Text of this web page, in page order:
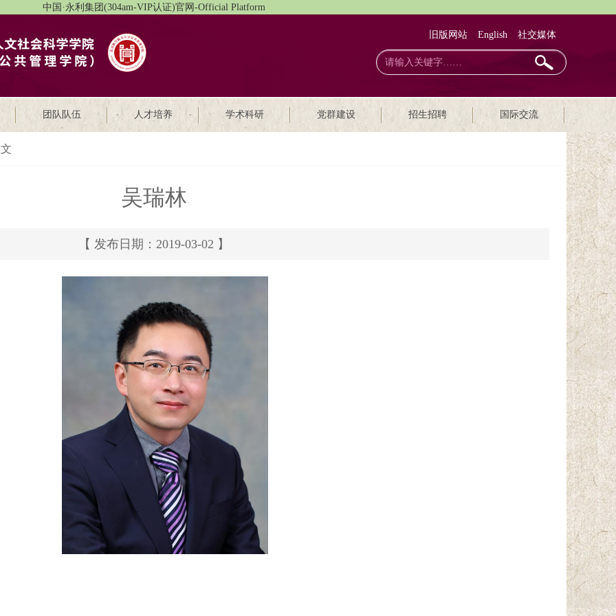
中国·永利集团(304am-VIP认证)官网-Official Platform
社交媒体
English
旧版网站
团队队伍 人才培养 学术科研 党群建设 招生招聘 国际交流
吴瑞林
【 发布日期：2019-03-02 】